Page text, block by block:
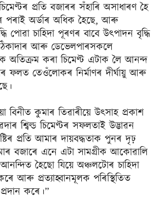
চিমেণ্টৰ প্ৰতি বজাৰৰ সঁহাৰি অসাধাৰণ হৈ
পৰাই অৰ্ডাৰ অধিক হৈছে, আৰু
পোৱা চাহিদা পূৰণৰ বাবে উৎপাদন বৃদ্ধি
ঠিকাদাৰ আৰু ডেভেলপাৰসকলে
কৰা চিমেণ্ট এটাক লৈ আনন্দ
ফলত তেওঁলোকৰ নিৰ্মাণৰ দীৰ্ঘায়ু আৰু
বিনীত কুমাৰ তিৱাৰীয়ে উৎসাহ প্ৰকাশ
শ্বিল্ড চিমেণ্টৰ সফলতাই উদ্ভাৱন
প্ৰতি আমাৰ দায়বদ্ধতাক পুনৰ দৃঢ়
বজাৰে এনে এটা সামগ্ৰীক আকোৱালি
হৈছো যিয়ে অঞ্চলটোৰ চাহিদা
আৰু প্ৰত্যাহ্বানমূলক পৰিস্থিতিত
কৰে।”